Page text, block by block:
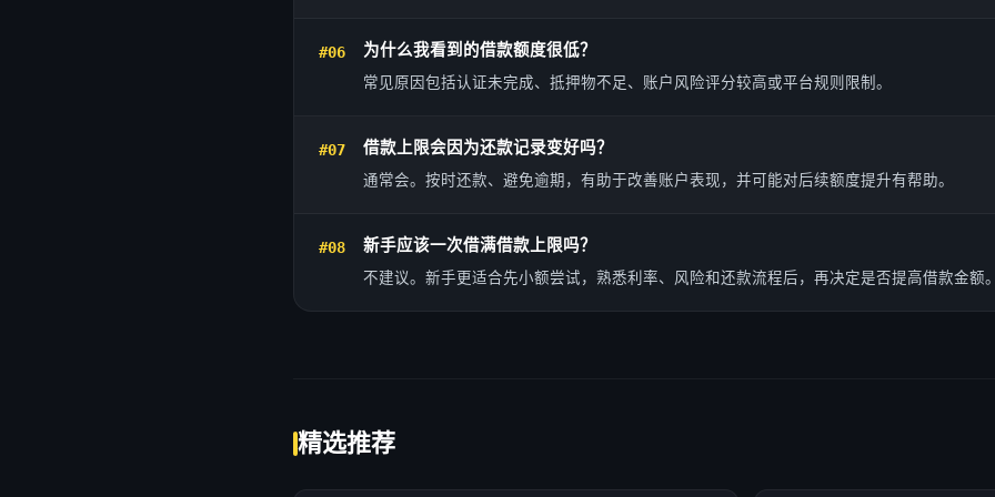
#06 为什么我看到的借款额度很低？
常见原因包括认证未完成、抵押物不足、账户风险评分较高或平台规则限制。
#07 借款上限会因为还款记录变好吗？
通常会。按时还款、避免逾期，有助于改善账户表现，并可能对后续额度提升有帮助。
#08 新手应该一次借满借款上限吗？
不建议。新手更适合先小额尝试，熟悉利率、风险和还款流程后，再决定是否提高借款金额
精选推荐